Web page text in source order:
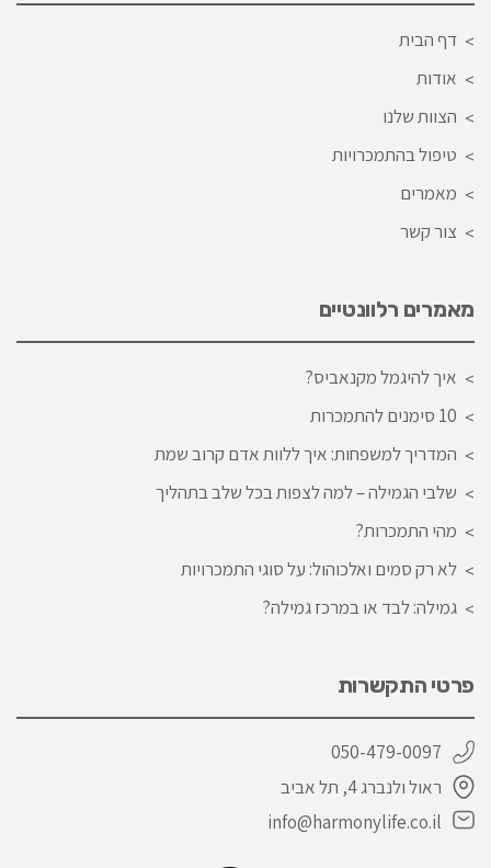
דף הבית
אודות
הצוות שלנו
טיפול בהתמכרויות
מאמרים
צור קשר
מאמרים רלוונטיים
איך להיגמל מקנאביס?
10 סימנים להתמכרות
המדריך למשפחות: איך ללוות אדם קרוב שמת
שלבי הגמילה – למה לצפות בכל שלב בתהליך
מהי התמכרות?
לא רק סמים ואלכוהול: על סוגי התמכרויות
גמילה: לבד או במרכז גמילה?
פרטי התקשרות
050-479-0097
ראול ולנברג 4, תל אביב
info@harmonylife.co.il